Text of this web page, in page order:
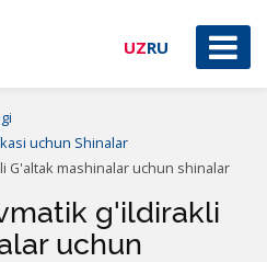
UZRU
uchun Shinalar
G'altak mashinalar uchun shinalar
g'ildirakli
uchun